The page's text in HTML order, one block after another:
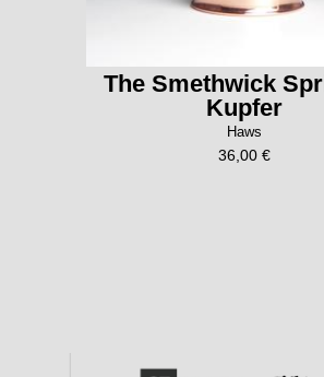
The Smethwick
Kupfer
Haws
36,00 €